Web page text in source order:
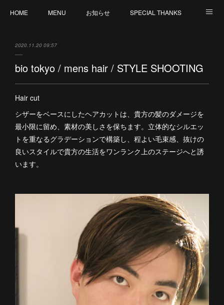
HOME MENU お知らせ SPECIAL THANKS
2020.11.20 09:57
bio tokyo / mens hair / STYLE SHOOTING
Hair cut
シザーをベースにしたヘアカットは、貴方の髪のダメージを
最小限に留め、素材の美しさを保ちます。立体的なシルエッ
トを重なるグラデーションで構築し、程よい毛束感、抜けの
良いスタイルで貴方の生活をワンランク上のステージへと誘
います。